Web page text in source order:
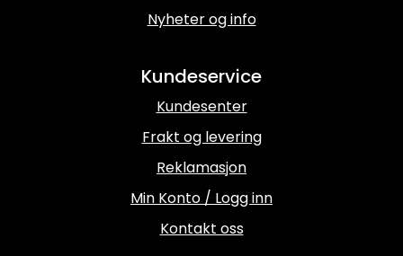
Nyheter og info
Kundeservice
Kundesenter
Frakt og levering
Reklamasjon
Min Konto / Logg inn
Kontakt oss